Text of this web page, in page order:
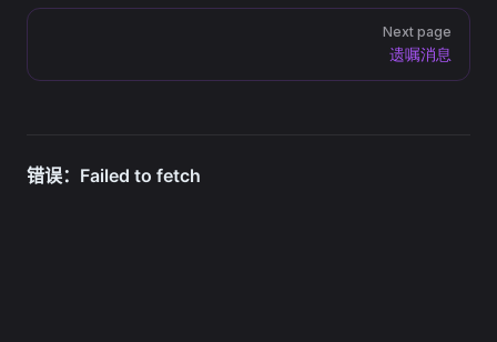
Next page
遗嘱消息